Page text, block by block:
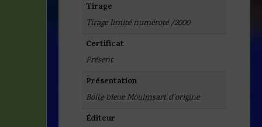
Tirage
Tirage limité numéroté /2000
Certificat
Présent
Présentation
Boite bleue Moulinsart d'origine
Éditeur